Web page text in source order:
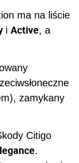
ma na liście
i Active, a
zamykany
Citigo
.